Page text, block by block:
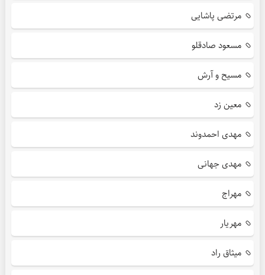
مرتضی پاشایی
مسعود صادقلو
مسیح و آرش
معین زد
مهدی احمدوند
مهدی جهانی
مهراج
مهریار
میثاق راد